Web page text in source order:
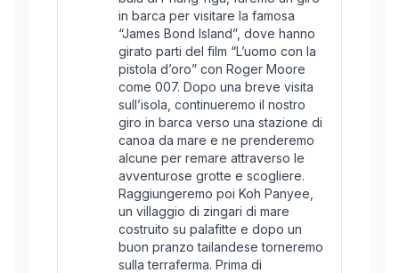
in barca per visitare la famosa
“James Bond Island”, dove hanno
girato parti del film “L’uomo con la
pistola d’oro” con Roger Moore
come 007. Dopo una breve visita
sull’isola, continueremo il nostro
giro in barca verso una stazione di
canoa da mare e ne prenderemo
alcune per remare attraverso le
avventurose grotte e scogliere.
Raggiungeremo poi Koh Panyee,
un villaggio di zingari di mare
costruito su palafitte e dopo un
buon pranzo tailandese torneremo
sulla terraferma. Prima di